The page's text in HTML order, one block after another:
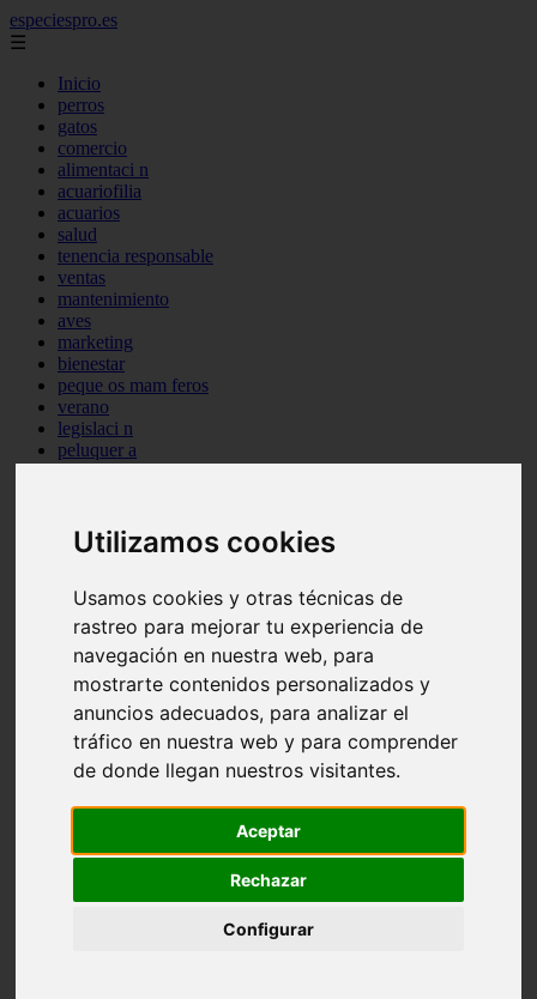
Utilizamos cookies
Usamos cookies y otras técnicas de
rastreo para mejorar tu experiencia de
navegación en nuestra web, para
mostrarte contenidos personalizados y
anuncios adecuados, para analizar el
tráfico en nuestra web y para comprender
de donde llegan nuestros visitantes.
Aceptar
Rechazar
Configurar
especiespro.es
☰
Inicio
perros
gatos
comercio
alimentaci n
acuariofilia
acuarios
salud
tenencia responsable
ventas
mantenimiento
aves
marketing
bienestar
peque os mam feros
verano
legislaci n
peluquer a
consejos
comportamiento
reptiles
abandono
ferias
higiene
snacks
acuario
iberzoo propet
comercios
viajar
cr a
especies invasoras